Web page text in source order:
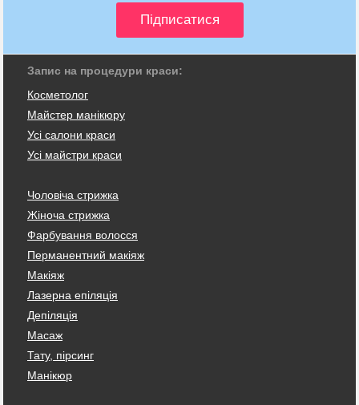
Запис на процедури краси:
Косметолог
Майстер манікюру
Усі салони краси
Усі майстри краси
Чоловіча стрижка
Жіноча стрижка
Фарбування волосся
Перманентний макіяж
Макіяж
Лазерна епіляція
Депіляція
Масаж
Тату, пірсинг
Манікюр